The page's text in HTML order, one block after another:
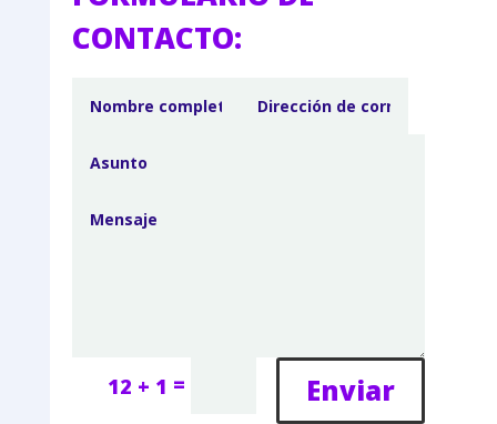
CONTACTO:
12 + 1 = Enviar